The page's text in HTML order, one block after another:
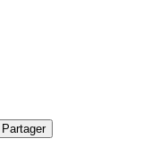
Partager